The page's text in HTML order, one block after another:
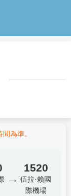
為準。
→
1520
伍拉·賴國
際機場